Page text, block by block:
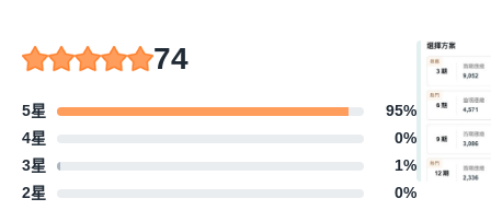
74
5星 95%
4星
0%
3星
1%
2星
0%